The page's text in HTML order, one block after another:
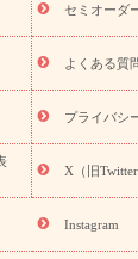
ドフラワー
中元・暑中見
プレゼント特集
敬老の日 花のお
ゼント特集
日の花 全ての
す」キャンペー
誕生日フラワ
ユリ ト
の誕生花(リンド
セミオーダ
よくある質
プライバシ
X（旧Twitter
Instagram